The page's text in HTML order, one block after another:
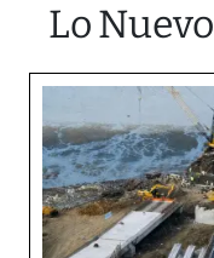
Lo Nuevo